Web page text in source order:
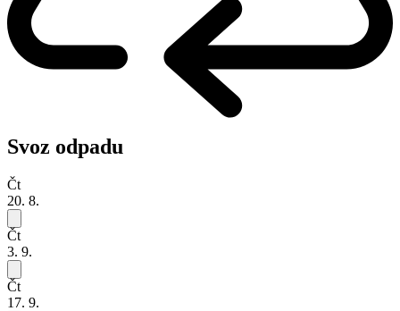
Svoz odpadu
Čt
20. 8.
Čt
3. 9.
Čt
17. 9.